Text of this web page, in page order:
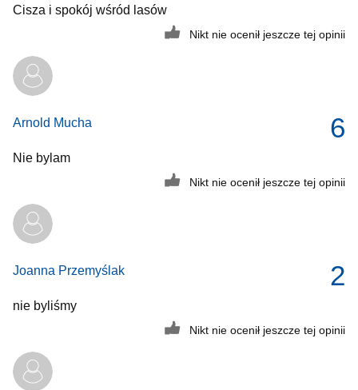
Cisza i spokój wśród lasów
Nikt nie ocenił jeszcze tej opinii
6
Arnold Mucha
Nie bylam
Nikt nie ocenił jeszcze tej opinii
2
Joanna Przemyślak
nie byliśmy
Nikt nie ocenił jeszcze tej opinii